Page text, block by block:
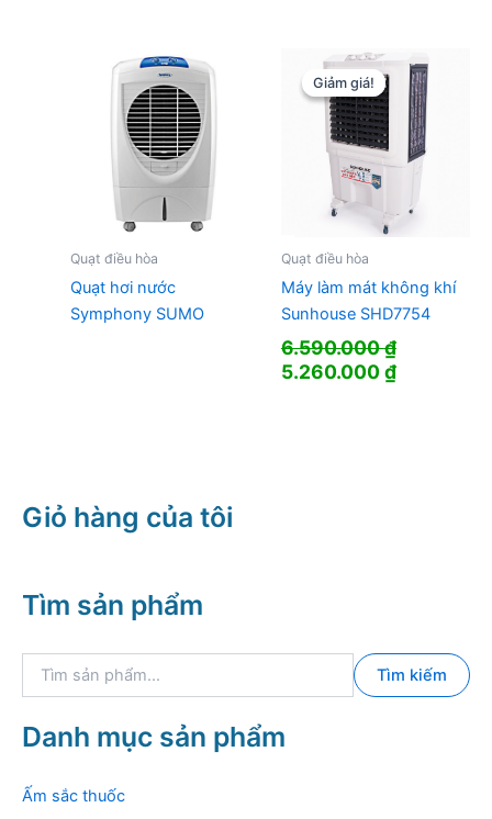
4.800.000 ₫.là:
3.900.000 ₫.
3.800.000 ₫. là:
Quạt điều hòa
Quạt hơi nước
Symphony SUMO
Giảm giá!
Giảm giá!
Quạt điều hòa
Máy làm mát không khí
Sunhouse SHD7754
6.590.000₫
Giá
5.260.000₫Giá
Giỏ hàng của tôi
Tìm sản phẩm
k
i
m
Tìm kiếm
Danh mục sản phẩm
Ấm sắc thuốc